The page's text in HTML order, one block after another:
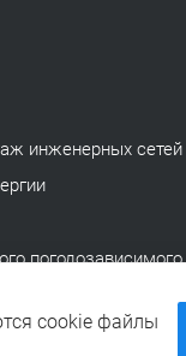
инженерных сетей
погодозависимого
модули
cookie файлы